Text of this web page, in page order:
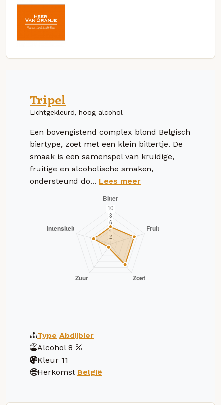
Tripel
Lichtgekleurd, hoog alcohol
Een bovengistend complex blond Belgisch
biertype, zoet met een klein bittertje. De
smaak is een samenspel van kruidige,
fruitige en alcoholische smaken,
ondersteund do... Lees meer
Type Abdijbier
Alcohol 8
Kleur 11
Herkomst België